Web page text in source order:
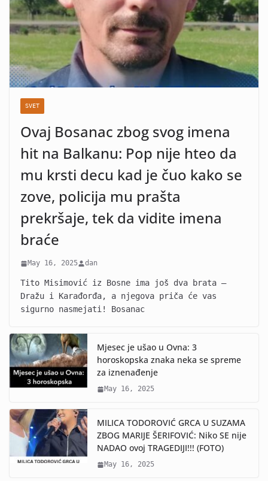
SVET
Ovaj Bosanac zbog svog imena
hit na Balkanu: Pop nije hteo da
mu krsti decu kad je čuo kako se
zove, policija mu prašta
prekršaje, tek da vidite imena
braće
May 16, 2025 dan
Tito Misimović iz Bosne ima još dva brata –
Dražu i Karađorđa, a njegova priča će vas
sigurno nasmejati! Bosanac
Mjesec je ušao u Ovna: 3
horoskopska znaka neka se spreme
za iznenađenje
May 16, 2025
MILICA TODOROVIĆ GRCA U SUZAMA
ZBOG MARIJE ŠERIFOVIĆ: Niko SE nije
NADAO ovoj TRAGEDIJI!!! (FOTO)
May 16, 2025